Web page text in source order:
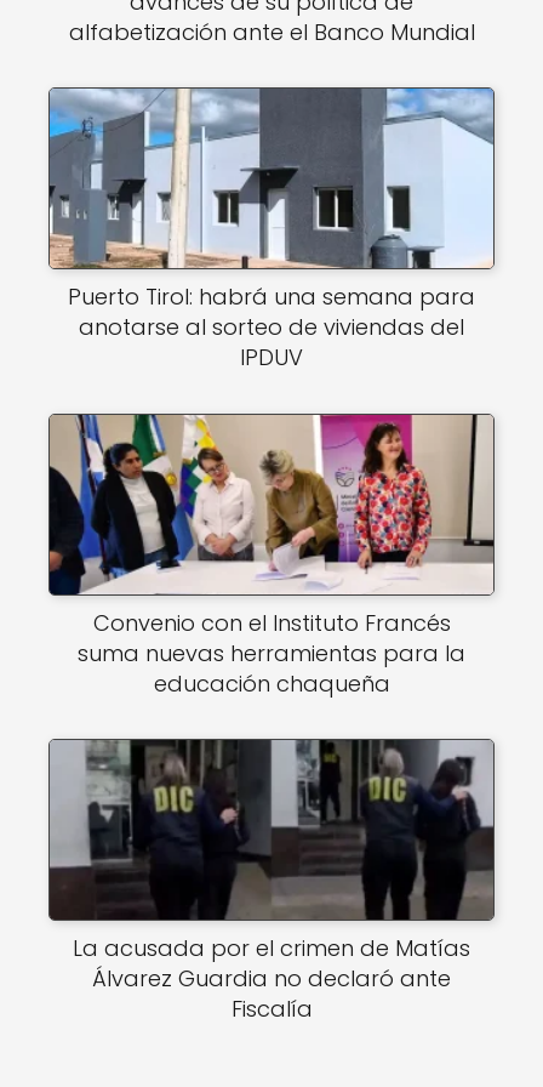
alfabetización ante el Banco Mundial
Puerto Tirol: habrá una semana para
anotarse al sorteo de viviendas del
IPDUV
Convenio con el Instituto Francés
suma nuevas herramientas para la
educación chaqueña
La acusada por el crimen de Matías
Álvarez Guardia no declaró ante
Fiscalía